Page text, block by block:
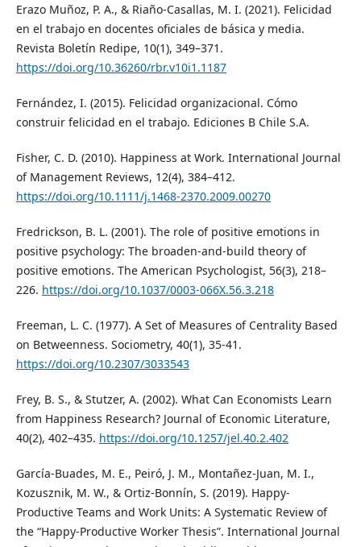
Erazo Muñoz, P. A., & Riaño-Casallas, M. I. (2021). Felicidad
en el trabajo en docentes oficiales de básica y media.
Revista Boletín Redipe, 10(1), 349–371.
https://doi.org/10.36260/rbr.v10i1.1187
Fernández, I. (2015). Felicidad organizacional. Cómo
construir felicidad en el trabajo. Ediciones B Chile S.A.
Fisher, C. D. (2010). Happiness at Work. International Journal
of Management Reviews, 12(4), 384–412.
https://doi.org/10.1111/j.1468-2370.2009.00270
Fredrickson, B. L. (2001). The role of positive emotions in
positive psychology: The broaden-and-build theory of
positive emotions. The American Psychologist, 56(3), 218–
226. https://doi.org/10.1037/0003-066X.56.3.218
Freeman, L. C. (1977). A Set of Measures of Centrality Based
on Betweenness. Sociometry, 40(1), 35-41.
https://doi.org/10.2307/3033543
Frey, B. S., & Stutzer, A. (2002). What Can Economists Learn
from Happiness Research? Journal of Economic Literature,
40(2), 402–435. https://doi.org/10.1257/jel.40.2.402
García-Buades, M. E., Peiró, J. M., Montañez-Juan, M. I.,
Kozusznik, M. W., & Ortiz-Bonnín, S. (2019). Happy-
Productive Teams and Work Units: A Systematic Review of
the “Happy-Productive Worker Thesis”. International Journal